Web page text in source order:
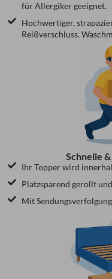
für Allergiker geeignet.
Hochwertiger,
Reißverschluss.
Schnelle
Ihr Topper wird
Platzsparend gerollt
Mit